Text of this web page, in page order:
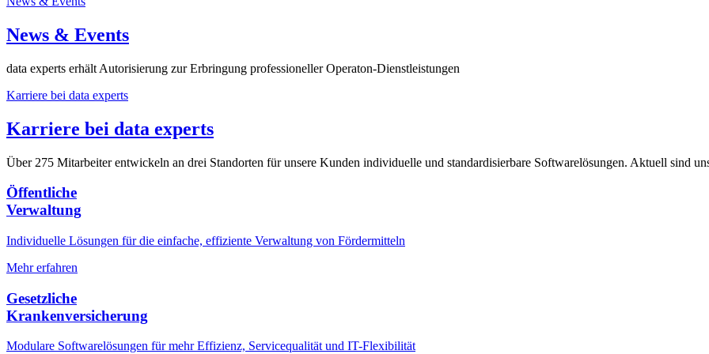
News & Events
data experts erhält Autorisierung zur Erbringung professioneller Operaton-Dienstleistungen
Karriere bei data experts
Karriere bei data experts
Über 275 Mitarbeiter entwickeln an drei Standorten für unsere Kunden individuelle und standardisierbare Softwarelösungen. Aktuell sind
Öffentliche
Verwaltung
Individuelle Lösungen für die einfache, effiziente Verwaltung von Fördermitteln
Mehr erfahren
Gesetzliche
Krankenversicherung
Modulare Softwarelösungen für mehr Effizienz, Servicequalität und IT-Flexibilität